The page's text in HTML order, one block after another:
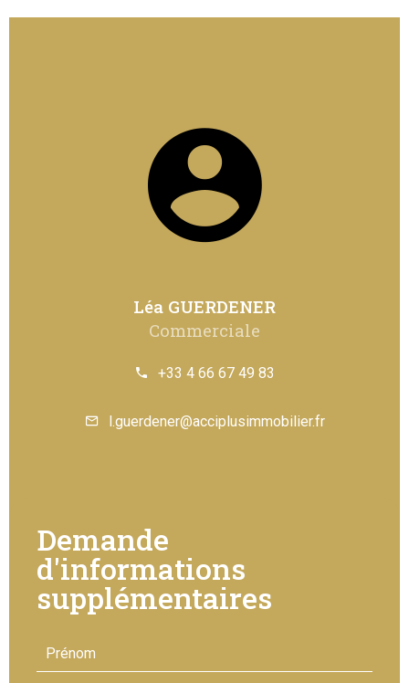
Léa GUERDENER
Commerciale
+33 4 66 67 49 83
l.guerdener@acciplusimmobilier.fr
Demande
d'informations
supplémentaires